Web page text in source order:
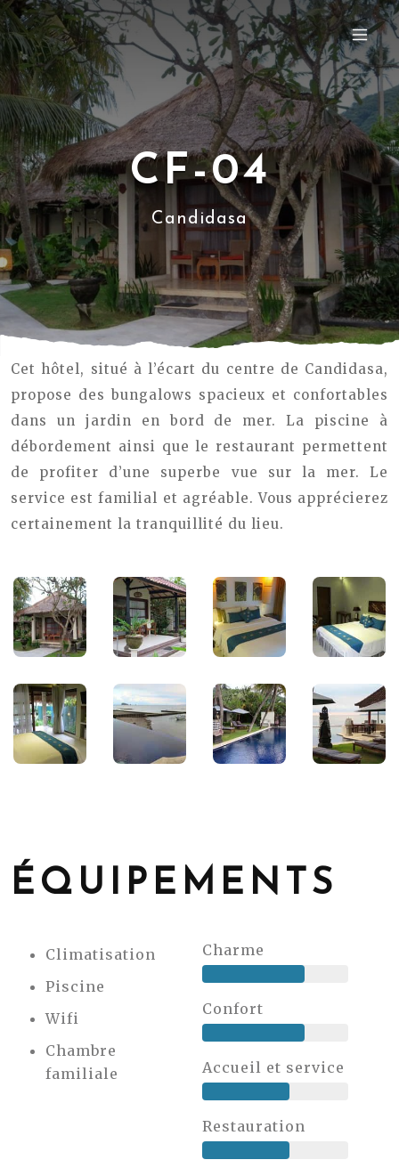
CF-04
Candidasa
Cet hôtel, situé à l’écart du centre de Candidasa,
propose des bungalows spacieux et confortables
dans un jardin en bord de mer. La piscine à
débordement ainsi que le restaurant permettent
de profiter d’une superbe vue sur la mer. Le
service est familial et agréable. Vous apprécierez
certainement la tranquillité du lieu.
ÉQUIPEMENTS
Climatisation
Piscine
Wifi
Chambre
familiale
Charme
Confort
Accueil et service
Restauration